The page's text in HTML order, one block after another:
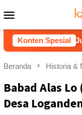
ke
kontenMobile
Konten Spesial
Rp40 Juta Sekali
Beranda Historia &
Babad Alas
Desa